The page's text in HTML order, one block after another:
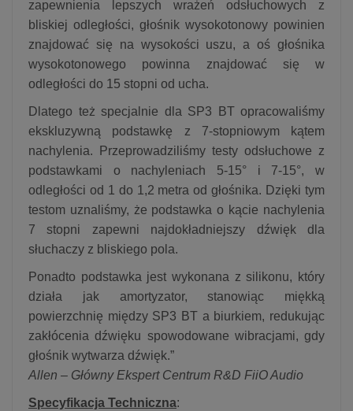
zapewnienia lepszych wrażeń odsłuchowych z
bliskiej odległości, głośnik wysokotonowy powinien
znajdować się na wysokości uszu, a oś głośnika
wysokotonowego powinna znajdować się w
odległości do 15 stopni od ucha.
Dlatego też specjalnie dla SP3 BT opracowaliśmy
ekskluzywną podstawkę z 7-stopniowym kątem
nachylenia. Przeprowadziliśmy testy odsłuchowe z
podstawkami o nachyleniach 5-15° i 7-15°, w
odległości od 1 do 1,2 metra od głośnika. Dzięki tym
testom uznaliśmy, że podstawka o kącie nachylenia
7 stopni zapewni najdokładniejszy dźwięk dla
słuchaczy z bliskiego pola.
Ponadto podstawka jest wykonana z silikonu, który
działa jak amortyzator, stanowiąc miękką
powierzchnię między SP3 BT a biurkiem, redukując
zakłócenia dźwięku spowodowane wibracjami, gdy
głośnik wytwarza dźwięk.”
Allen – Główny Ekspert Centrum R&D FiiO Audio
Specyfikacja Techniczna: